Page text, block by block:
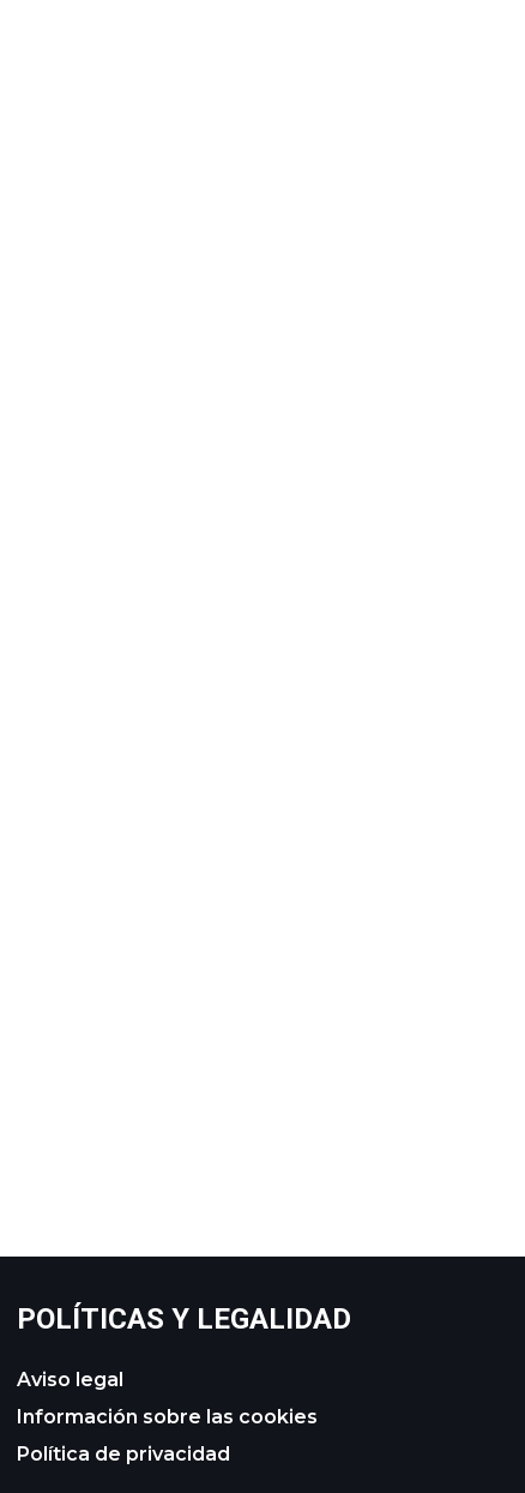
POLÍTICAS Y LEGALIDAD
Aviso legal
Información sobre las cookies
Política de privacidad